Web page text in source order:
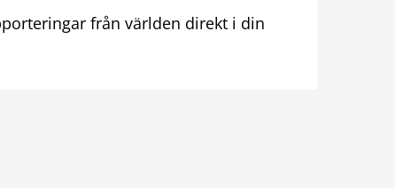
från världen direkt i din